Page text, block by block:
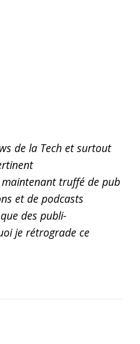
de la Tech et surtout
maintenant truffé de pub
et de podcasts
des publi-
je rétrograde ce